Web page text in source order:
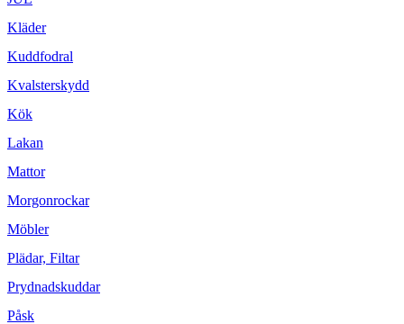
Kläder
Kuddfodral
Kvalsterskydd
Kök
Lakan
Mattor
Morgonrockar
Möbler
Plädar, Filtar
Prydnadskuddar
Påsk